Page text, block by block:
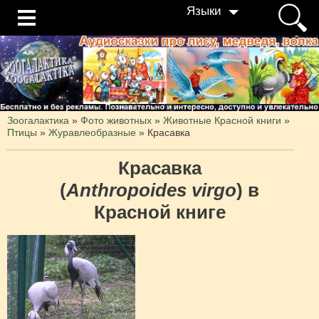
Языки
Зоогалактика » Фото животных » Животные Красной книги »
Птицы » Журавлеобразные » Красавка
Красавка
(Anthropoides virgo) в
Красной книге